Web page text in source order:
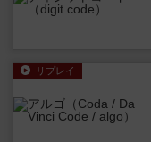
リプレイ